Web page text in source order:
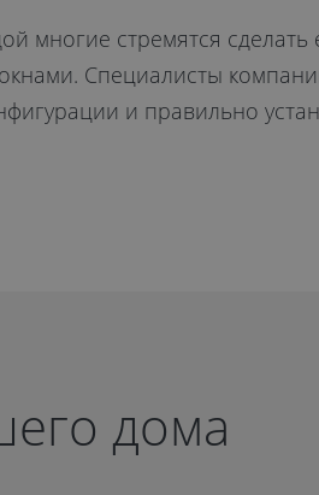
многие стремятся сделать
Специалисты
и правильно
дома